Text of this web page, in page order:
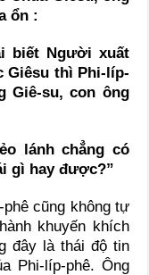
ổn :
biết Người xuất
Giêsu thì Phi-líp-
Giê-su, con ông
lánh chẳng có
gì hay được?”
cũng không tự
khuyến khích
đây là thái độ tin
Phi-líp-phê. Ông